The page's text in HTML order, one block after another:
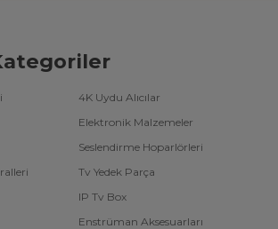
4K Uydu Alıcılar
Elektronik Malzemeler
Seslendirme Hoparlörleri
Tv Yedek Parça
IP Tv Box
Enstrüman Aksesuarları